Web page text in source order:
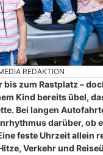
REDAKTION
zum Rastplatz –
Kind bereits übel,
Bei langen
darüber, ob
feste Uhrzeit allein
Verkehr und